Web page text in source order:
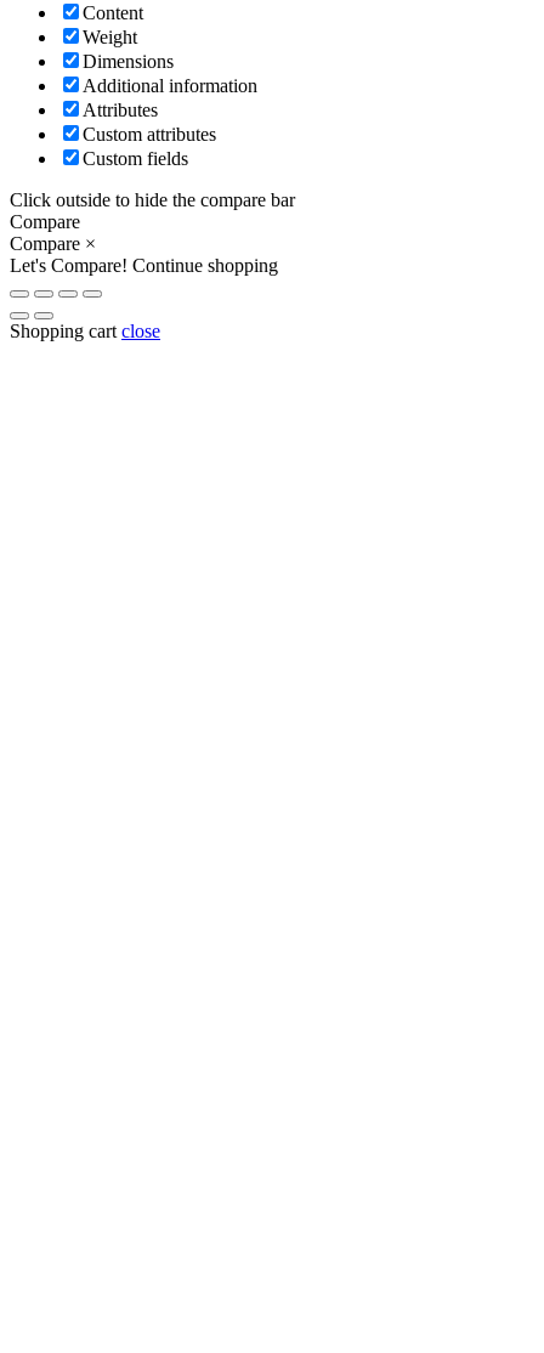
Content
Weight
Dimensions
Additional information
Attributes
Custom attributes
Custom fields
Click outside to hide the compare bar
Compare
Compare ×
Let's Compare! Continue shopping
Shopping cart close